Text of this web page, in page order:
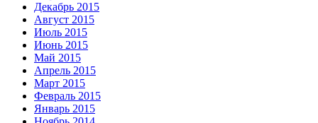
Декабрь 2015
Август 2015
Июль 2015
Июнь 2015
Май 2015
Апрель 2015
Март 2015
Февраль 2015
Январь 2015